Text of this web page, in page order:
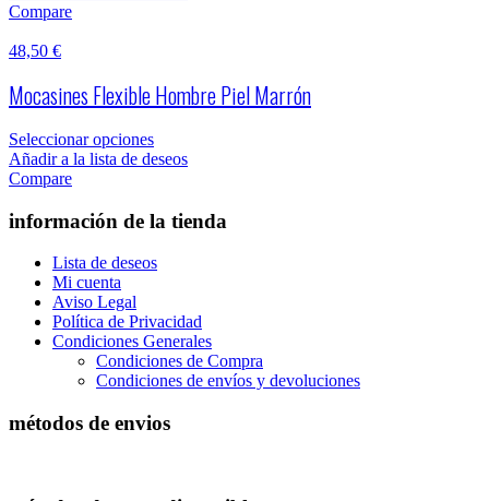
Compare
48,50 €
Mocasines Flexible Hombre Piel Marrón
Seleccionar opciones
Añadir a la lista de deseos
Compare
información de la tienda
Lista de deseos
Mi cuenta
Aviso Legal
Política de Privacidad
Condiciones Generales
Condiciones de Compra
Condiciones de envíos y devoluciones
métodos de envios